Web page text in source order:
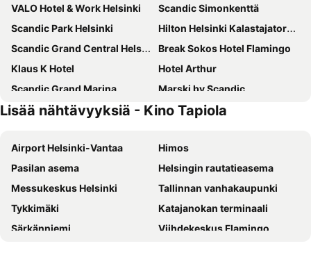
VALO Hotel & Work Helsinki
Scandic Simonkenttä
Scandic Park Helsinki
Hilton Helsinki Kalastajatorppa
Scandic Grand Central Helsinki
Break Sokos Hotel Flamingo
Klaus K Hotel
Hotel Arthur
Scandic Grand Marina
Marski by Scandic
Clarion Hotel Helsinki
Scandic Helsinki Aviapolis
Comfort Hotel Helsinki Airport
Hilton Helsinki Airport
Scandic Hakaniemi
Scandic Kallio
Holiday Inn Helsinki - Expo By Ihg
Scandic Pasila
Original Sokos Hotel Tripla
Scandic Kaisaniemi
Crowne Plaza Helsinki - Hesperia By Ihg
Lapland Hotels Bulevardi
Lisää nähtävyyksiä - Kino Tapiola
Airport Helsinki-Vantaa
Himos
Pasilan asema
Helsingin rautatieasema
Messukeskus Helsinki
Tallinnan vanhakaupunki
Tykkimäki
Katajanokan terminaali
Särkänniemi
Viihdekeskus Flamingo